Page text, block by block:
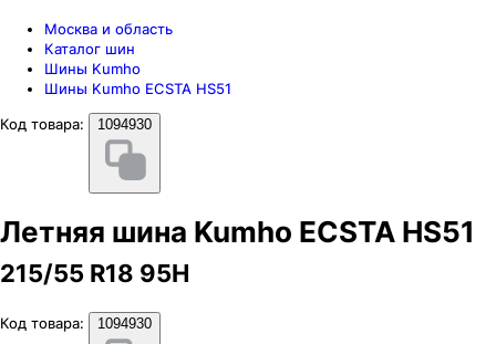
Москва и область
Каталог шин
Шины Kumho
Шины Kumho ECSTA HS51
Код товара:
1094930
Летняя шина Kumho ECSTA HS51
215/55 R18 95H
Код товара: 1094930